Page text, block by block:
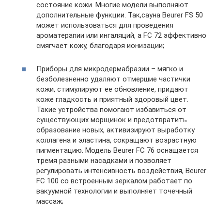
состояние кожи. Многие модели выполняют
дополнительные функции. Так,сауна Beurer FS 50
может использоваться для проведения
ароматерапии или ингаляций, а FC 72 эффективно
смягчает кожу, благодаря ионизации;
Приборы для микродермабразии – мягко и
безболезненно удаляют отмершие частички
кожи, стимулируют ее обновление, придают
коже гладкость и приятный здоровый цвет.
Такие устройства помогают избавиться от
существующих морщинок и предотвратить
образование новых, активизируют выработку
коллагена и эластина, сокращают возрастную
пигментацию. Модель Beurer FC 76 оснащается
тремя разными насадками и позволяет
регулировать интенсивность воздействия, Beurer
FC 100 со встроенным зеркалом работает по
вакуумной технологии и выполняет точечный
массаж;